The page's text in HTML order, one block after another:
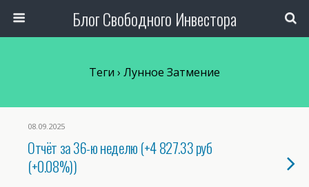
Блог Свободного Инвестора
Теги › Лунное Затмение
08.09.2025
Отчёт за 36-ю неделю (+4 827.33 руб
(+0.08%))